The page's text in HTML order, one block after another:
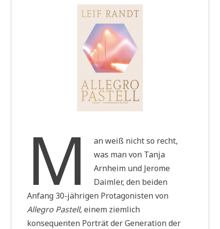
M
an weiß nicht so recht,
was man von Tanja
Arnheim und Jerome
Daimler, den beiden
Anfang 30-jährigen Protagonisten von
Allegro Pastell, einem ziemlich
konsequenten Porträt der Generation der